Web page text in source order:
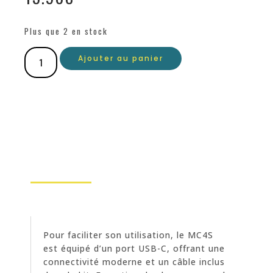
Plus que 2 en stock
Ajouter au panier
Pour faciliter son utilisation, le MC4S
est équipé d’un port USB-C, offrant une
connectivité moderne et un câble inclus